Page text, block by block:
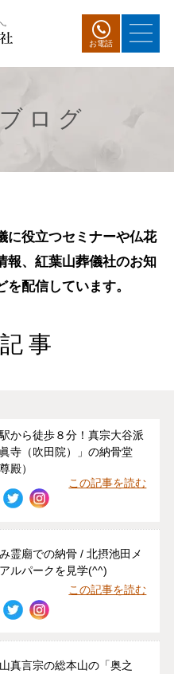
お電話
ログ
に役立つセミナーや仏花
報、紅葉山葬儀社のお知
配信しています。
事
から徒歩８分！真宗大谷派
眞寺（吹田院）」の納骨堂
殿）
この記事を読む
霊廟での納骨 / 北摂池田メ
ルパークを見学(^^)
この記事を読む
真言宗の総本山の「奥之